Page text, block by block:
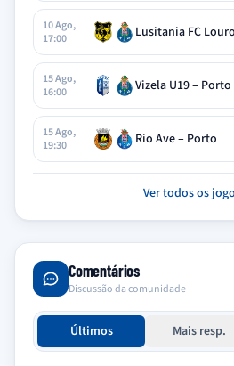
10 Ago,
17:00
Lusitania FC
15 Ago,
16:00
Vizela U19 – Porto
15 Ago,
19:30
Rio Ave – Porto
Ver todos os
Comentários
Discussão da comunidade
Últimos Mais resp.